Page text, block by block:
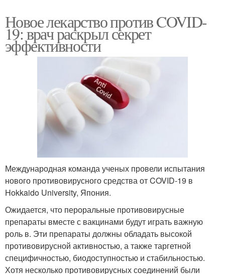
Новое лекарство против COVID-
19: врач раскрыл секрет
эффективности
Международная команда ученых провели испытания
нового противовирусного средства от COVID-19 в
Hokkaido University, Япония.
Ожидается, что пероральные противовирусные
препараты вместе с вакцинами будут играть важную
роль в. Эти препараты должны обладать высокой
противовирусной активностью, а также таргетной
специфичностью, биодоступностью и стабильностью.
Хотя несколько противовирусных соединений были